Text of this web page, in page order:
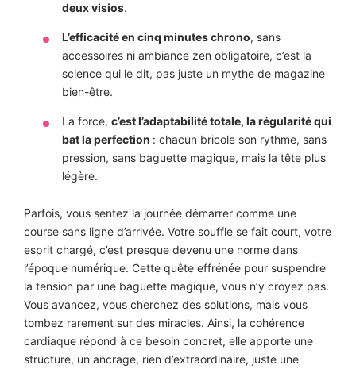
deux visios.
L’efficacité en cinq minutes chrono, sans
accessoires ni ambiance zen obligatoire, c’est la
science qui le dit, pas juste un mythe de magazine
bien-être.
La force, c’est l’adaptabilité totale, la régularité qui
bat la perfection : chacun bricole son rythme, sans
pression, sans baguette magique, mais la tête plus
légère.
Parfois, vous sentez la journée démarrer comme une
course sans ligne d’arrivée. Votre souffle se fait court, votre
esprit chargé, c’est presque devenu une norme dans
l’époque numérique. Cette quête effrénée pour suspendre
la tension par une baguette magique, vous n’y croyez pas.
Vous avancez, vous cherchez des solutions, mais vous
tombez rarement sur des miracles. Ainsi, la cohérence
cardiaque répond à ce besoin concret, elle apporte une
structure, un ancrage, rien d’extraordinaire, juste une